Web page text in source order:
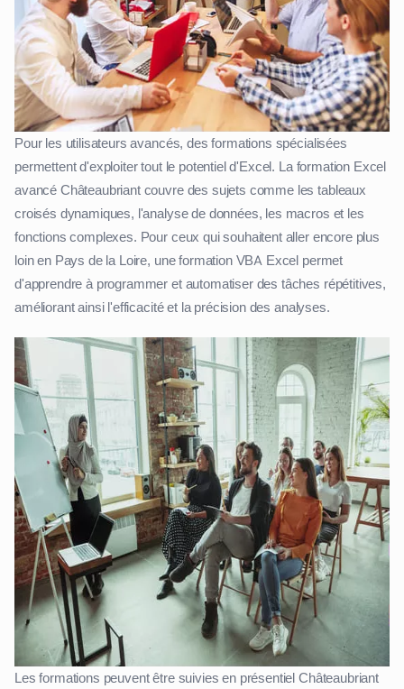
Pour les utilisateurs avancés, des formations spécialisées
permettent d'exploiter tout le potentiel d'Excel. La formation Excel
avancé Châteaubriant couvre des sujets comme les tableaux
croisés dynamiques, l'analyse de données, les macros et les
fonctions complexes. Pour ceux qui souhaitent aller encore plus
loin en Pays de la Loire, une formation VBA Excel permet
d'apprendre à programmer et automatiser des tâches répétitives,
améliorant ainsi l'efficacité et la précision des analyses.
Les formations peuvent être suivies en présentiel Châteaubriant